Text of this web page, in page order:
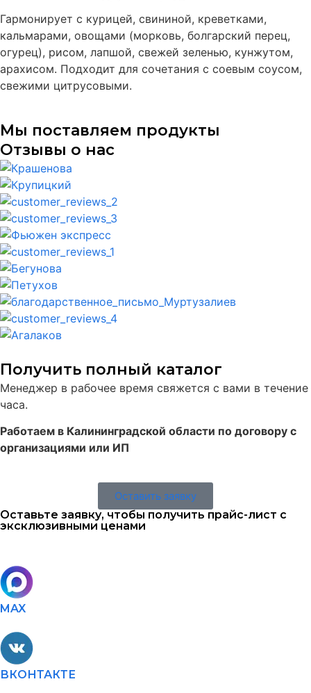
Гармонирует с курицей, свининой, креветками,
кальмарами, овощами (морковь, болгарский перец,
огурец), рисом, лапшой, свежей зеленью, кунжутом,
арахисом. Подходит для сочетания с соевым соусом,
свежими цитрусовыми.
Мы поставляем продукты
Отзывы о нас
Получить полный каталог
Менеджер в рабочее время свяжется с вами в течение
часа.
Работаем в Калининградской области по договору с
организациями или ИП
Оставить заявку
Оставьте заявку, чтобы получить прайс-лист с
эксклюзивными ценами
MAX
ВКОНТАКТЕ